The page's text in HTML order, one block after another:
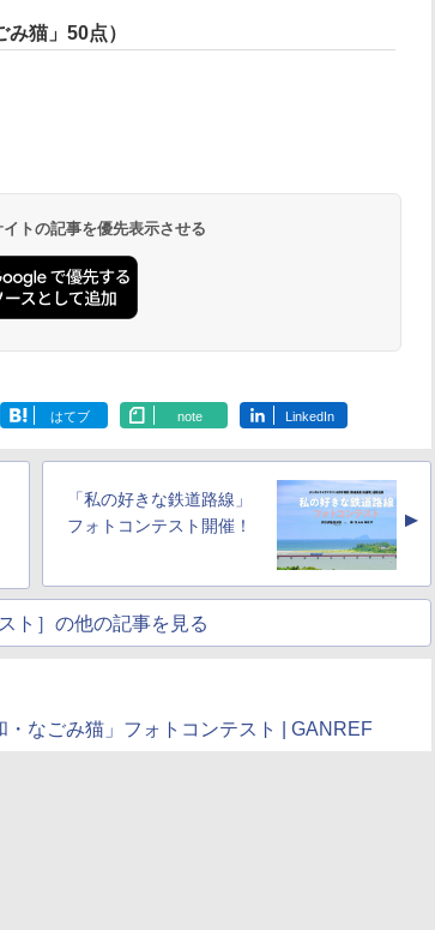
猫」50点）
トの記事を優先表示させる
はてブ note LinkedIn
「私の好きな鉄道路線」
フォトコンテスト開催！
▲
ト］の他の記事を見る
なごみ猫」フォトコンテスト | GANREF